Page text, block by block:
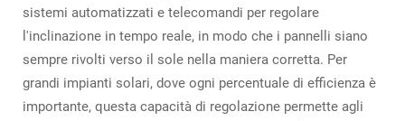
sistemi automatizzati e telecomandi per regolare
l'inclinazione in tempo reale, in modo che i pannelli siano
sempre rivolti verso il sole nella maniera corretta. Per
grandi impianti solari, dove ogni percentuale di efficienza è
importante, questa capacità di regolazione permette agli